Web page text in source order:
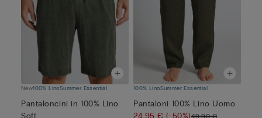
New100% LinoSummer Essential
Pantaloncini in 100% Lino
100% LinoSummer Essential
Pantaloni 100% Lino Uomo
49,90 €